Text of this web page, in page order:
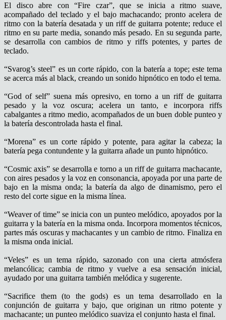
El disco abre con “Fire czar”, que se inicia a ritmo suave,
acompañado del teclado y el bajo machacando; pronto acelera de
ritmo con la batería desatada y un riff de guitarra potente; reduce el
ritmo en su parte media, sonando más pesado. En su segunda parte,
se desarrolla con cambios de ritmo y riffs potentes, y partes de
teclado.
“Svarog’s steel” es un corte rápido, con la batería a tope; este tema
se acerca más al black, creando un sonido hipnótico en todo el tema.
“God of self” suena más opresivo, en torno a un riff de guitarra
pesado y la voz oscura; acelera un tanto, e incorpora riffs
cabalgantes a ritmo medio, acompañados de un buen doble punteo y
la batería descontrolada hasta el final.
“Morena” es un corte rápido y potente, para agitar la cabeza; la
batería pega contundente y la guitarra añade un punto hipnótico.
“Cosmic axis” se desarrolla e torno a un riff de guitarra machacante,
con aires pesados y la voz en consonancia, apoyada por una parte de
bajo en la misma onda; la batería da algo de dinamismo, pero el
resto del corte sigue en la misma línea.
“Weaver of time” se inicia con un punteo melódico, apoyados por la
guitarra y la batería en la misma onda. Incorpora momentos técnicos,
partes más oscuras y machacantes y un cambio de ritmo. Finaliza en
la misma onda inicial.
“Veles” es un tema rápido, sazonado con una cierta atmósfera
melancólica; cambia de ritmo y vuelve a esa sensación inicial,
ayudado por una guitarra también melódica y sugerente.
“Sacrifice them (to the gods) es un tema desarrollado en la
conjunción de guitarra y bajo, que originan un ritmo potente y
machacante; un punteo melódico suaviza el conjunto hasta el final.